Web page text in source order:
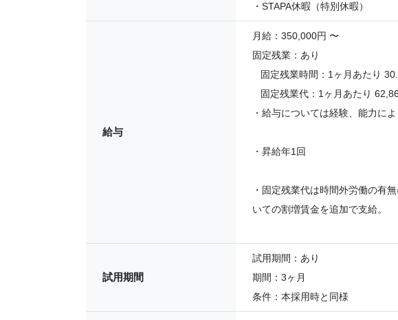
・STAPA休暇（特別休暇）
給与
月給：350,000円 〜
固定残業：あり
固定残業時間：1ヶ月あたり
固定残業代：1ヶ月あたり
・給与については経験、能力に
・昇給年1回
・固定残業代は時間外労働の有
いての割増賃金を追加で支給。
試用期間
試用期間：あり
期間：3ヶ月
条件：本採用時と同様